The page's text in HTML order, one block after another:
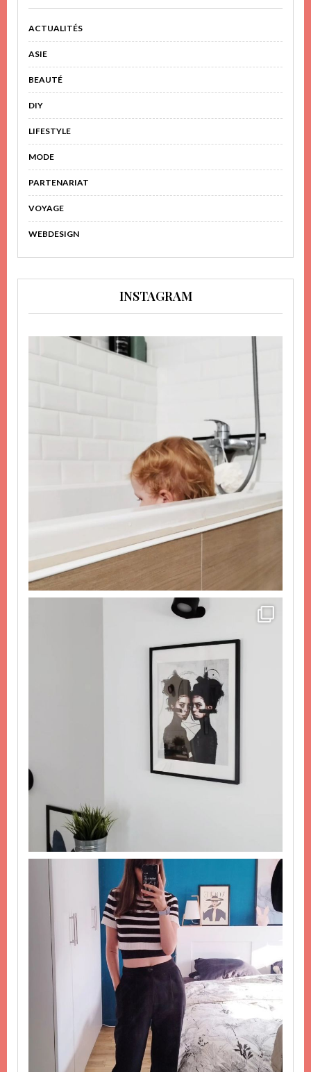
ACTUALITÉS
ASIE
BEAUTÉ
DIY
LIFESTYLE
MODE
PARTENARIAT
VOYAGE
WEBDESIGN
INSTAGRAM